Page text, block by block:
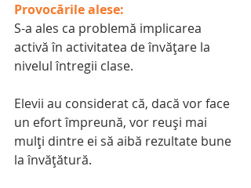
Provocările alese:
S-a ales ca problemă implicarea
activă în activitatea de învățare la
nivelul întregii clase.
Elevii au considerat că, dacă vor face
un efort împreună, vor reuși mai
mulți dintre ei să aibă rezultate bune
la învățătură.